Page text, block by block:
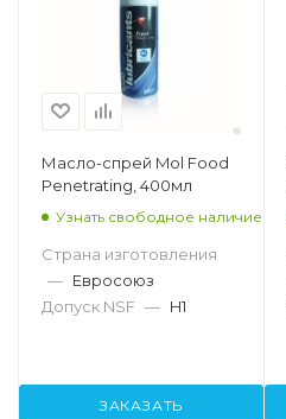
Масло-спрей Mol Food
Penetrating, 400мл
Узнать свободное наличие
Страна изготовления
— Евросоюз
Допуск NSF — H1
ЗАКАЗАТЬ